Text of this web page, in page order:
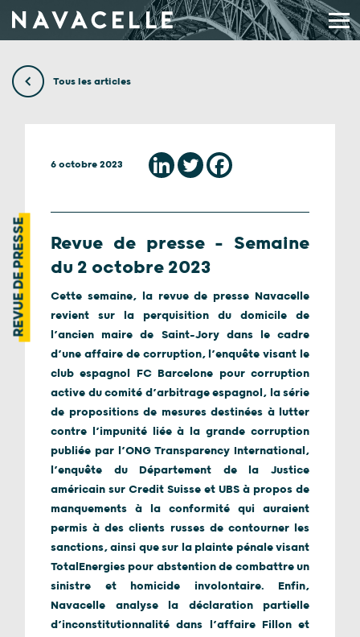
Tous les articles
REVUE DE PRESSE
6 octobre 2023
Revue de presse – Semaine
du 2 octobre 2023
Cette semaine, la revue de presse Navacelle
revient sur la perquisition du domicile de
l’ancien maire de Saint-Jory dans le cadre
d’une affaire de corruption, l’enquête visant le
club espagnol FC Barcelone pour corruption
active du comité d’arbitrage espagnol, la série
de propositions de mesures destinées à lutter
contre l’impunité liée à la grande corruption
publiée par l’ONG Transparency International,
l’enquête du Département de la Justice
américain sur Credit Suisse et UBS à propos de
manquements à la conformité qui auraient
permis à des clients russes de contourner les
sanctions, ainsi que sur la plainte pénale visant
TotalEnergies pour abstention de combattre un
sinistre et homicide involontaire. Enfin,
Navacelle analyse la déclaration partielle
d’inconstitutionnalité dans l’affaire Fillon et